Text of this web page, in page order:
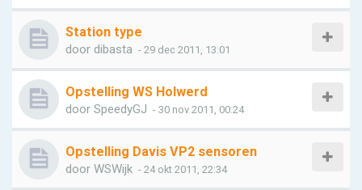
Station type
door dibasta - 29 dec 2011, 13:01
Opstelling WS Holwerd
door SpeedyGJ - 30 nov 2011, 00:24
Opstelling Davis VP2 sensoren
door WSWijk - 24 okt 2011, 22:34